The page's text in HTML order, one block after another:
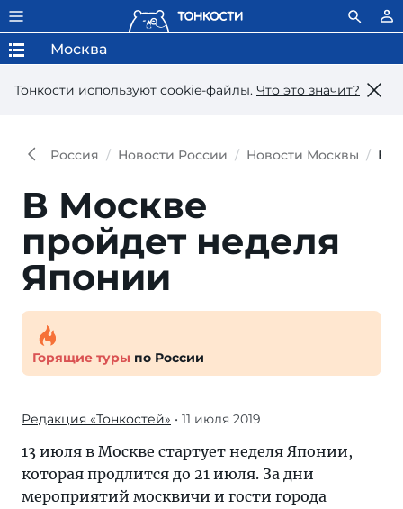
Тонкости используют сookie-файлы. Что это значит?
Москва
Россия Новости России Новости Москвы В
В Москве
пройдет неделя
Японии
Горящие туры по России
Редакция «Тонкостей» • 11 июля 2019
13 июля в Москве стартует неделя Японии,
которая продлится до 21 июля. За дни
мероприятий москвичи и гости города